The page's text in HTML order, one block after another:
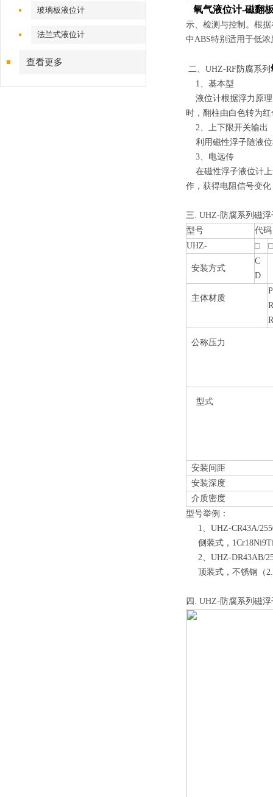
玻璃板液位计
法兰式液位计
查看更多
氧气液位计-磁翻
示、检测与控制。根
中ABS特别适用于低
二、UHZ-RF防腐系列
1、基本型
液位计根据浮力原理
时，翻柱由白色转为
2、上下限开关输出
利用磁性浮子随液位
3、电远传
在磁性浮子液位计上
作，获得电阻信号变
三. UHZ-防腐系列磁
型号
代码
UHZ-
□ □
安装方式
C
D
主体材质
P
公称压力
型式
安装间距
安装深度
介质密度
型号举例：
1、UHZ-CR43A/
侧装式，1Cr18Ni9Ti
2、UHZ-DR43AB/
顶装式，不锈钢（
四 . UHZ-防腐系列磁